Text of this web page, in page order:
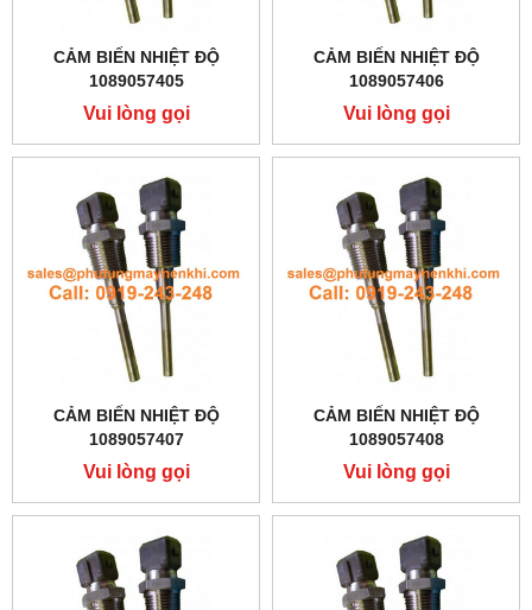
CẢM BIẾN NHIỆT ĐỘ
1089057405
Vui lòng gọi
CẢM BIẾN NHIỆT ĐỘ
1089057406
Vui lòng gọi
CẢM BIẾN NHIỆT ĐỘ
1089057407
Vui lòng gọi
CẢM BIẾN NHIỆT ĐỘ
1089057408
Vui lòng gọi